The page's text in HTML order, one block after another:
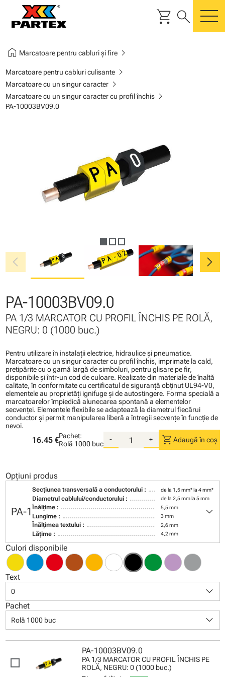
shopping_cart search
home Marcatoare pentru cabluri și firechevron_right
Marcatoare pentru cabluri culisantechevron_right
Marcatoare cu un singur caracterchevron_right
Marcatoare cu un singur caracter cu profil închischevron_right
PA-10003BV09.0
chevron_left chevron_right
PA-10003BV09.0
PA 1/3 MARCATOR CU PROFIL ÎNCHIS PE ROLĂ,
NEGRU: 0 (1000 buc.)
Pentru utilizare în instalaţii electrice, hidraulice şi pneumatice.
Marcatoare cu un singur caracter cu profil închis, imprimate la cald,
pretipărite cu o gamă largă de simboluri, pentru glisare pe fir,
disponibile şi într-un cod de culoare. Realizate din materiale de înaltă
calitate, în conformitate cu certificatul de siguranţă obţinut UL94-V0,
elementele au proprietăţi ignifuge şi de autostingere. Forma specială a
marcatoarelor împiedică alunecarea spontană a elementelor
secvenţei. Elementele flexibile se adaptează la diametrul fiecărui
conductor şi permit manipularea liberă a întregii secvenţe în funcţie de
nevoi.
16.45 €Pachet:
Rolă 1000 buc
- + shopping_cart Adaugă în coș
Opțiuni produs
PA-1
Secţiunea transversală a conductorului : de la 1,5 mm² la 4 mm²
Diametrul cablului/conductorului : de la 2,5 mm la 5 mm
Înălţime : 5,5 mm
Lungime : 3 mm
Înălţimea textului : 2,6 mm
Lăţime : 4,2 mm
keyboard_arrow_down
Culori disponibile
Text
0 keyboard_arrow_down
Pachet
Rolă 1000 buc keyboard_arrow_down
PA-10003BV09.0
PA 1/3 MARCATOR CU PROFIL ÎNCHIS PE
ROLĂ, NEGRU: 0 (1000 buc.)